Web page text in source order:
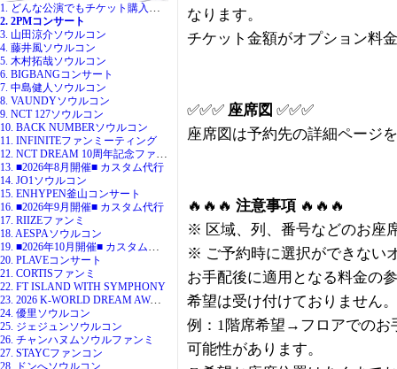
1. どんな公演でもチケット購入代行
2. 2PMコンサート
3. 山田涼介ソウルコン
4. 藤井風ソウルコン
5. 木村拓哉ソウルコン
6. BIGBANGコンサート
7. 中島健人ソウルコン
8. VAUNDYソウルコン
9. NCT 127ソウルコン
10. BACK NUMBERソウルコン
11. INFINITEファンミーティング
12. NCT DREAM 10周年記念ファンミ
13. ■2026年8月開催■ カスタム代行
14. JO1ソウルコン
15. ENHYPEN釜山コンサート
16. ■2026年9月開催■ カスタム代行
17. RIIZEファンミ
18. AESPAソウルコン
19. ■2026年10月開催■ カスタム代行
20. PLAVEコンサート
21. CORTISファンミ
22. FT ISLAND WITH SYMPHONY
23. 2026 K-WORLD DREAM AWARDS
24. 優里ソウルコン
25. ジェジュンソウルコン
26. チャンハヌムソウルファンミ
27. STAYCファンコン
28. ドンへソウルコン
なります。
チケット金額がオプション料
✅✅✅ 座席図 ✅✅✅
座席図は予約先の詳細ページ
🔥🔥🔥 注意事項 🔥🔥🔥
※ 区域、列、番号などのお座
※ ご予約時に選択ができない
お手配後に適用となる料金の
希望は受け付けておりません。
例：1階席希望→フロアでの
可能性があります。